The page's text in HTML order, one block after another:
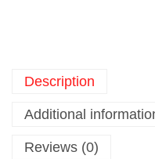
Description
Additional
Reviews (0)